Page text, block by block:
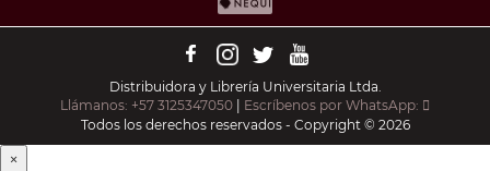
Distribuidora y Librería Universitaria Ltda.
Llámanos: +57 3125347050 | Escríbenos por WhatsApp:
Todos los derechos reservados - Copyright © 2026
×